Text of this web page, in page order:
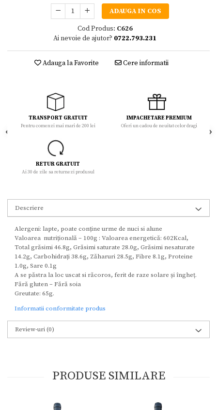
ADAUGA IN COS
Cod Produs: C626
Ai nevoie de ajutor? 0722.793.231
Adauga la Favorite Cere informatii
TRANSPORT GRATUIT
Pentru comenzi mai mari de 200 lei
IMPACHETARE PREMIUM
Oferi un cadou de neuitat celor dragi
RETUR GRATUIT
Ai 30 de zile sa returnezi produsul
Descriere
Alergeni: lapte, poate conține urme de nuci si alune
Valoarea nutrițională – 100g : Valoarea energetică: 602Kcal,
Total grăsimi 46.8g, Grăsimi saturate 28.0g, Grăsimi nesaturate
14.2g, Carbohidrați 38.6g, Zăharuri 28.5g, Fibre 8.1g, Proteine
1.0g, Sare 0.1g
A se păstra la loc uscat si răcoros, ferit de raze solare și îngheț.
Fără gluten – Fără soia
Greutate: 65g.
Informatii conformitate produs
Review-uri(0)
PRODUSE SIMILARE